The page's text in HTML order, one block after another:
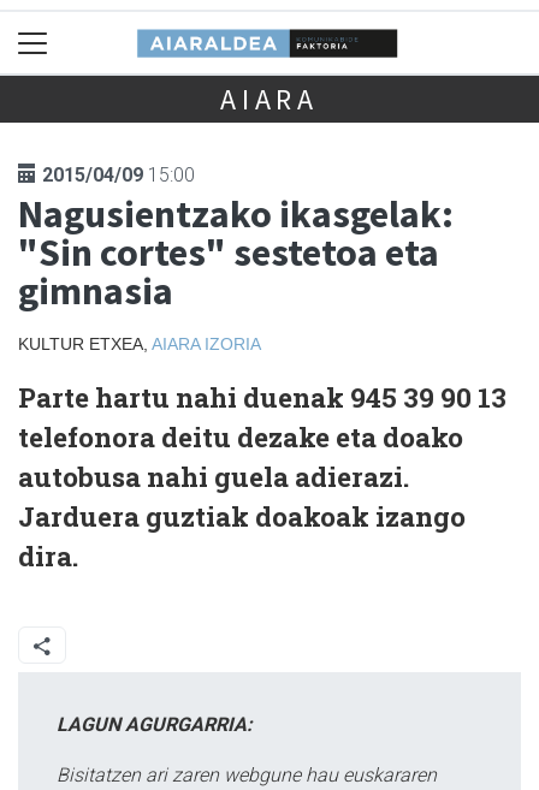
AIARA
2015/04/09 15:00
Nagusientzako ikasgelak:
"Sin cortes" sestetoa eta
gimnasia
KULTUR ETXEA, AIARA IZORIA
Parte hartu nahi duenak 945 39 90 13
telefonora deitu dezake eta doako
autobusa nahi guela adierazi.
Jarduera guztiak doakoak izango
dira.
LAGUN AGURGARRIA:
Bisitatzen ari zaren webgune hau euskararen